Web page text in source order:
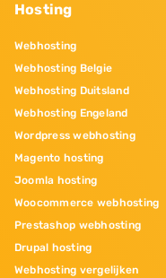
Hosting
Webhosting
Webhosting Belgie
Webhosting Duitsland
Webhosting Engeland
Wordpress webhosting
Magento hosting
Joomla hosting
Woocommerce webhosting
Prestashop webhosting
Drupal hosting
Webhosting vergelijken